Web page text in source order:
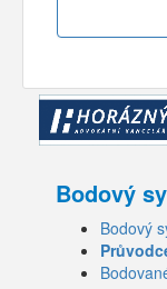
Bodový
Bodový